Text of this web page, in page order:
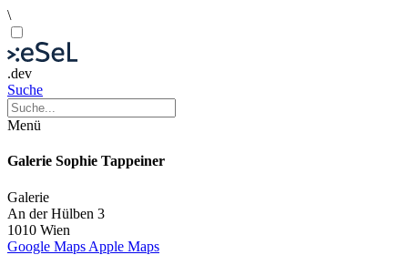
\
.dev
Suche
Menü
Galerie Sophie Tappeiner
Galerie
An der Hülben 3
1010 Wien
Google Maps Apple Maps